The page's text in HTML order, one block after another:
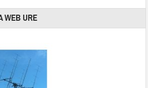
WEB URE